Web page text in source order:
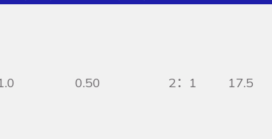
0.50 2：1 17.5